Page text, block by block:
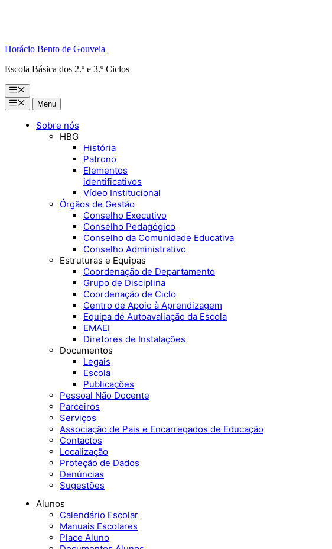
Horácio Bento de Gouveia
Escola Básica dos 2.º e 3.º Ciclos
Menu
MenuMenu
Sobre nós
HBG
História
Patrono
Elementos
identificativos
Vídeo Institucional
Órgãos de Gestão
Conselho Executivo
Conselho Pedagógico
Conselho da Comunidade Educativa
Conselho Administrativo
Estruturas e Equipas
Coordenação de Departamento
Grupo de Disciplina
Coordenação de Ciclo
Centro de Apoio à Aprendizagem
Equipa de Autoavaliação da Escola
EMAEI
Diretores de Instalações
Documentos
Legais
Escola
Publicações
Pessoal Não Docente
Parceiros
Serviços
Associação de Pais e Encarregados de Educação
Contactos
Localização
Proteção de Dados
Denúncias
Sugestões
Alunos
Calendário Escolar
Manuais Escolares
Place Aluno